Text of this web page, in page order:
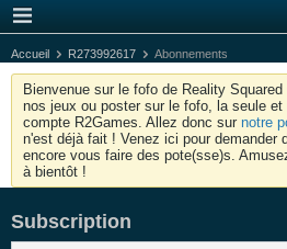
Accueil R273992617 Abonnements
Bienvenue sur le fofo de Reality
nos jeux ou poster sur le fofo, la seule
compte R2Games. Allez donc sur notre
n'est déjà fait ! Venez ici pour demander
encore vous faire des pote(sse)s.
à bientôt !
Subscription